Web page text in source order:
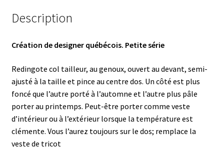
Description
Création de designer québécois. Petite série
Redingote col tailleur, au genoux, ouvert au devant, semi-
ajusté à la taille et pince au centre dos. Un côté est plus
foncé que l’autre porté à l’automne et l’autre plus pâle
porter au printemps. Peut-être porter comme veste
d’intérieur ou à l’extérieur lorsque la température est
clémente. Vous l’aurez toujours sur le dos; remplace la
veste de tricot